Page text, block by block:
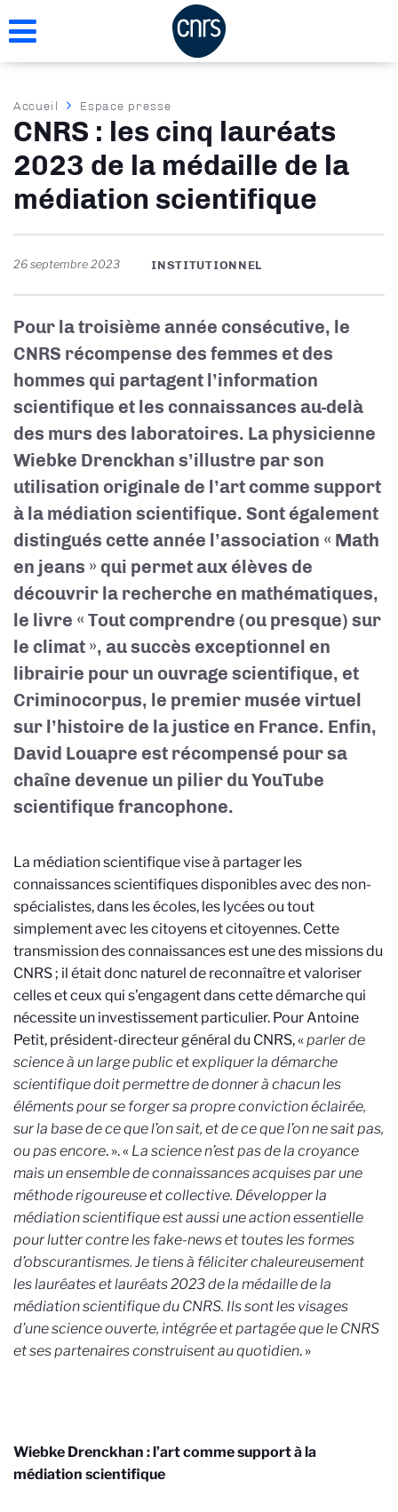
au
Fil
d'Ariane
Accueil Espace presse
CNRS : les cinq lauréats
2023 de la médaille de la
médiation scientifique
26 septembre 2023 INSTITUTIONNEL
Pour la troisième année consécutive, le
CNRS récompense des femmes et des
hommes qui partagent l’information
scientifique et les connaissances au-delà
des murs des laboratoires. La physicienne
Wiebke Drenckhan s’illustre par son
utilisation originale de l’art comme support
à la médiation scientifique. Sont également
distingués cette année l’association « Math
en jeans » qui permet aux élèves de
découvrir la recherche en mathématiques,
le livre « Tout comprendre (ou presque) sur
le climat », au succès exceptionnel en
librairie pour un ouvrage scientifique, et
Criminocorpus, le premier musée virtuel
sur l’histoire de la justice en France. Enfin,
David Louapre est récompensé pour sa
chaîne devenue un pilier du YouTube
scientifique francophone.
La médiation scientifique vise à partager les
connaissances scientifiques disponibles avec des non-
spécialistes, dans les écoles, les lycées ou tout
simplement avec les citoyens et citoyennes. Cette
transmission des connaissances est une des missions du
CNRS ; il était donc naturel de reconnaître et valoriser
celles et ceux qui s’engagent dans cette démarche qui
nécessite un investissement particulier. Pour Antoine
Petit, président-directeur général du CNRS, «parler de
science à un large public et expliquer la démarche
scientifique doit permettre de donner à chacun les
éléments pour se forger sa propre conviction éclairée,
sur la base de ce que l’on sait, et de ce que l’on ne sait pas,
ou pas encore. ». « La science n’est pas de la croyance
mais un ensemble de connaissances acquises par une
méthode rigoureuse et collective. Développer la
médiation scientifique est aussi une action essentielle
pour lutter contre les fake-news et toutes les formes
d’obscurantismes. Je tiens à féliciter chaleureusement
les lauréates et lauréats 2023 de la médaille de la
médiation scientifique du CNRS. Ils sont les visages
d’une science ouverte, intégrée et partagée que le CNRS
et ses partenaires construisent au quotidien. »
Wiebke Drenckhan : l’art comme support à la
médiation scientifique